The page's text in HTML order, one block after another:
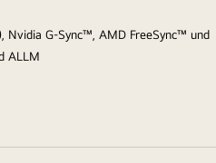
Nvidia G-Sync™, AMD FreeSync™ und
ALLM